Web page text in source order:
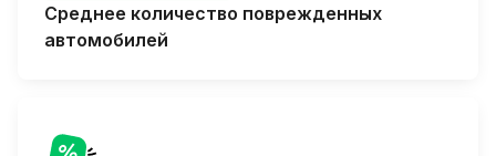
Среднее количество поврежденных
автомобилей